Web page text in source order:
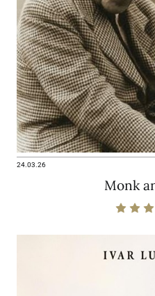
24.03.26
Monk